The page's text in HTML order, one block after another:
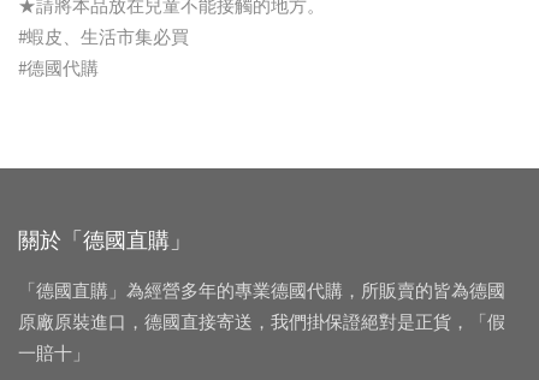
★請將本品放在兒童不能接觸的地方。
#蝦皮、生活市集必買
#德國代購
關於「德國直購」
「德國直購」為經營多年的專業德國代購，所販賣的皆為德國
原廠原裝進口，德國直接寄送，我們掛保證絕對是正貨，「假
一賠十」